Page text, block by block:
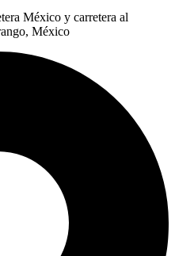
México y carretera al
México